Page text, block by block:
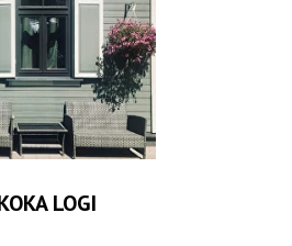
LOGI